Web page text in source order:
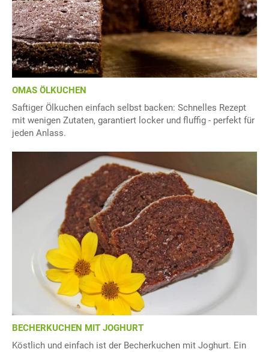
OMAS ÖLKUCHEN
Saftiger Ölkuchen einfach selbst backen: Schnelles Rezept
mit wenigen Zutaten, garantiert locker und fluffig - perfekt für
jeden Anlass.
BECHERKUCHEN MIT JOGHURT
Köstlich und einfach ist der Becherkuchen mit Joghurt. Ein